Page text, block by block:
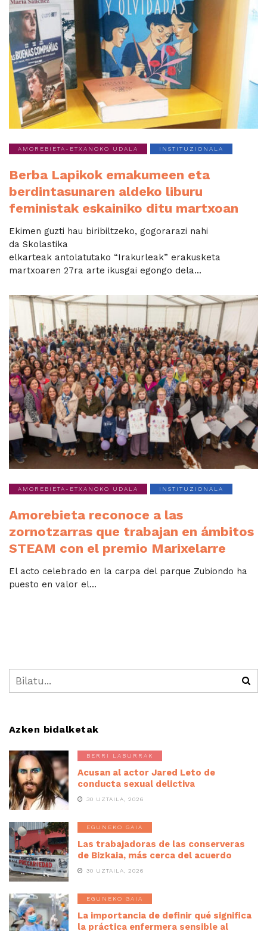
AMOREBIETA-ETXANOKO UDALA INSTITUZIONALA
Berba Lapikok emakumeen eta
berdintasunaren aldeko liburu
feministak eskainiko ditu martxoan
Ekimen guzti hau biribiltzeko, gogorarazi nahi
da Skolastika
elkarteak antolatutako “Irakurleak” erakusketa
martxoaren 27ra arte ikusgai egongo dela...
AMOREBIETA-ETXANOKO UDALA INSTITUZIONALA
Amorebieta reconoce a las
zornotzarras que trabajan en ámbitos
STEAM con el premio Marixelarre
El acto celebrado en la carpa del parque Zubiondo ha
puesto en valor el...
Azken bidalketak
BERRI LABURRAK
Acusan al actor Jared Leto de
conducta sexual delictiva
30 UZTAILA, 2026
EGUNEKO GAIA
Las trabajadoras de las conserveras
de Bizkaia, más cerca del acuerdo
30 UZTAILA, 2026
EGUNEKO GAIA
La importancia de definir qué significa
la práctica enfermera sensible al